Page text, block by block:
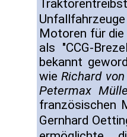
Motoren für die
als "CCG-
bekannt
wieRichard
Petermax
französischen
Gernhard